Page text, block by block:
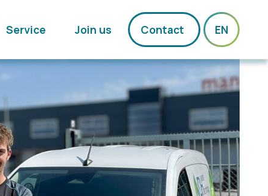
Service Join us Contact EN